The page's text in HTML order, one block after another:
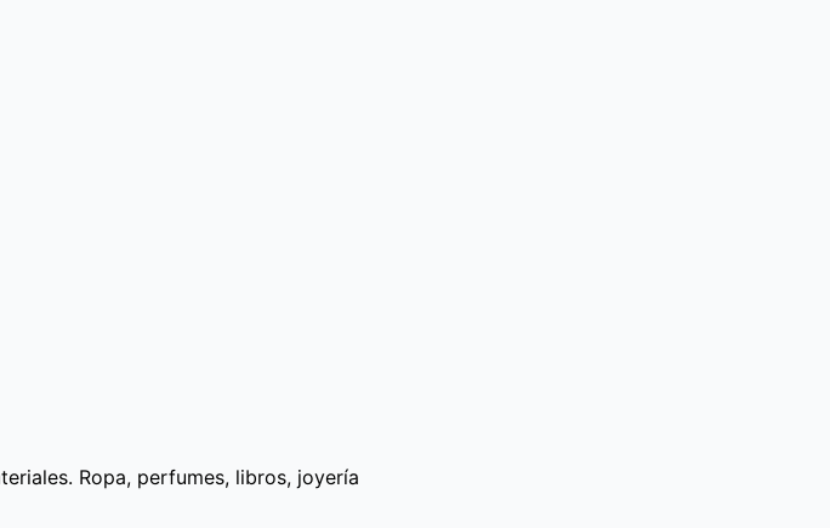
Ropa, perfumes, libros, joyería